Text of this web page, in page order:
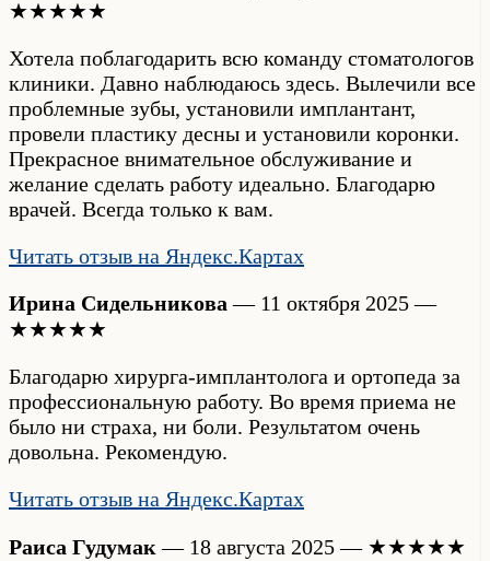
★★★★★
Хотела поблагодарить всю команду стоматологов
клиники. Давно наблюдаюсь здесь. Вылечили все
проблемные зубы, установили имплантант,
провели пластику десны и установили коронки.
Прекрасное внимательное обслуживание и
желание сделать работу идеально. Благодарю
врачей. Всегда только к вам.
Читать отзыв на Яндекс.Картах
Ирина Сидельникова — 11 октября 2025 —
★★★★★
Благодарю хирурга-имплантолога и ортопеда за
профессиональную работу. Во время приема не
было ни страха, ни боли. Результатом очень
довольна. Рекомендую.
Читать отзыв на Яндекс.Картах
Раиса Гудумак — 18 августа 2025 — ★★★★★